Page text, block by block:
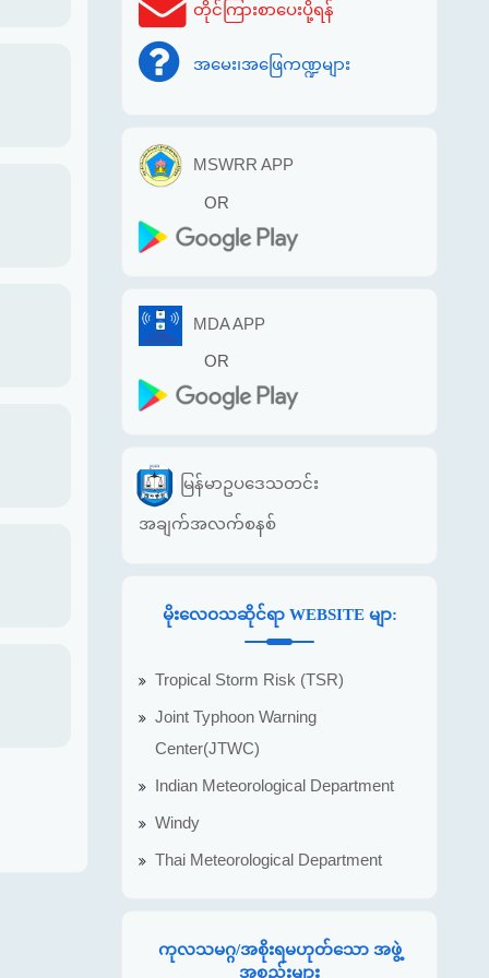
တိုင်ကြားစာပေးပို့ရန်
အမေး၊အဖြေကဏ္ဍများ
MSWRR APP
OR
MDA APP
OR
မြန်မာဥပဒေသတင်း
အချက်အလက်စနစ်
မိုးလေဝသဆိုင်ရာ WEBSITE မျာ:
Tropical Storm Risk (TSR)
Joint Typhoon Warning
Center(JTWC)
Indian Meteorological Department
Windy
Thai Meteorological Department
ကုလသမဂ္ဂ/အစိုးရမဟုတ်သော အဖွဲ့
အစည်းများ